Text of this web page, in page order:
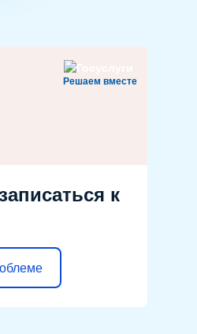
Решаем вместе
к